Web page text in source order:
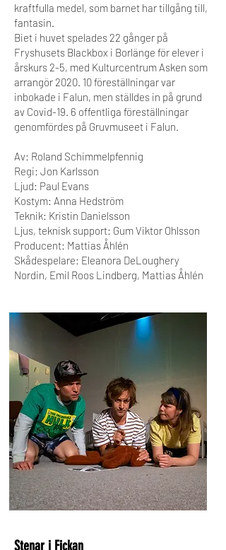
kraftfulla medel, som barnet har tillgång till,
fantasin.
Biet i huvet spelades 22 gånger på
Fryshusets Blackbox i Borlänge för elever i
årskurs 2-5, med Kulturcentrum Asken som
arrangör 2020. 10 föreställningar var
inbokade i Falun, men ställdes in på grund
av Covid-19. 6 offentliga föreställningar
genomfördes på Gruvmuseet i Falun.
Av: Roland Schimmelpfennig
Regi: Jon Karlsson
Ljud: Paul Evans
Kostym: Anna Hedström
Teknik: Kristin Danielsson
Ljus, teknisk support: Gum Viktor Ohlsson
Producent: Mattias Åhlén
Skådespelare: Eleanora DeLoughery
Nordin, Emil Roos Lindberg, Mattias Åhlén
Stenar i Fickan